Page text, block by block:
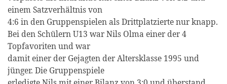
einem Satzverhältnis von
4:6 in den Gruppenspielen als Drittplatzierte nur knapp.
Bei den Schülern U13 war Nils Olma einer der 4
Topfavoriten und war
damit einer der Gejagten der Altersklasse 1995 und
jünger. Die Gruppenspiele